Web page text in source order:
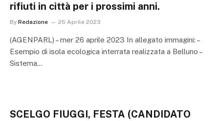
rifiuti in città per i prossimi anni.
By Redazione 26 Aprile 2023
(AGENPARL) – mer 26 aprile 2023 In allegato immagini: –
Esempio di isola ecologica interrata realizzata a Belluno –
Sistema…
SCELGO FIUGGI, FESTA (CANDIDATO